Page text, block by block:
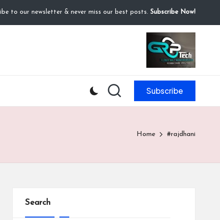
to our newsletter & never miss our best posts. Subscribe Now!
Subscribe
Home #rajdhani
Search